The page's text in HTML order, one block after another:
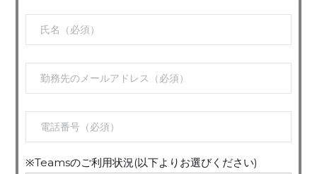
※Teamsのご利用状況(以下よりお選びください)